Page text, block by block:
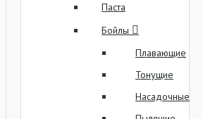
Паста
Бойлы
Плавающие
Тонущие
Насадочные